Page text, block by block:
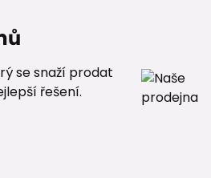
se snaží prodat
řešení.